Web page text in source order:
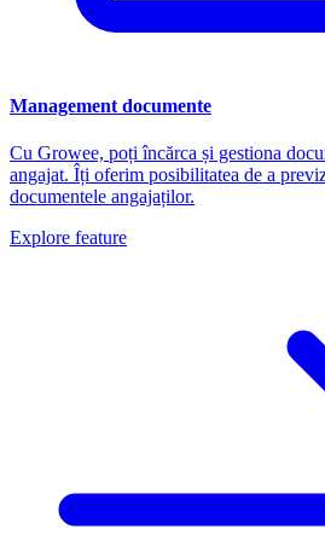
Management documente
Cu Growee, poți încărca și gestiona
angajat. Îți oferim posibilitatea de a
documentele angajaților.
Explore feature